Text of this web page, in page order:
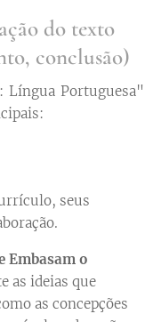
do texto
conclusão)
Língua Portuguesa"
seus
Embasam o
as ideias que
as concepções